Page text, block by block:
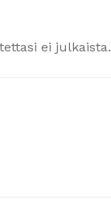
ei julkaista.